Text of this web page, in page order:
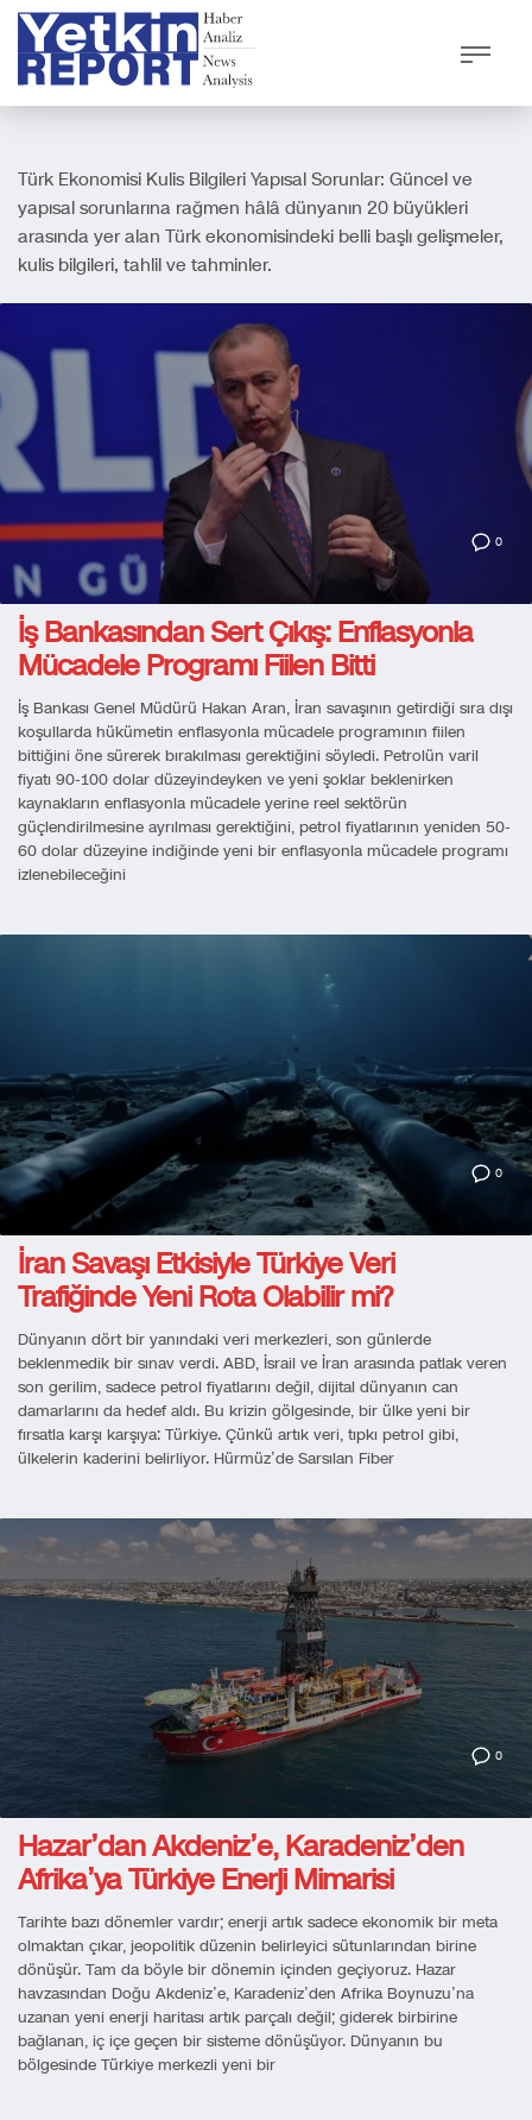
Türk Ekonomisi Kulis Bilgileri Yapısal Sorunlar: Güncel ve
yapısal sorunlarına rağmen hâlâ dünyanın 20 büyükleri
arasında yer alan Türk ekonomisindeki belli başlı gelişmeler,
kulis bilgileri, tahlil ve tahminler.
0
İş Bankasından Sert Çıkış: Enflasyonla
Mücadele Programı Fiilen Bitti
İş Bankası Genel Müdürü Hakan Aran, İran savaşının getirdiği sıra dışı
koşullarda hükümetin enflasyonla mücadele programının fiilen
bittiğini öne sürerek bırakılması gerektiğini söyledi. Petrolün varil
fiyatı 90-100 dolar düzeyindeyken ve yeni şoklar beklenirken
kaynakların enflasyonla mücadele yerine reel sektörün
güçlendirilmesine ayrılması gerektiğini, petrol fiyatlarının yeniden 50-
60 dolar düzeyine indiğinde yeni bir enflasyonla mücadele programı
izlenebileceğini
0
İran Savaşı Etkisiyle Türkiye Veri
Trafiğinde Yeni Rota Olabilir mi?
Dünyanın dört bir yanındaki veri merkezleri, son günlerde
beklenmedik bir sınav verdi. ABD, İsrail ve İran arasında patlak veren
son gerilim, sadece petrol fiyatlarını değil, dijital dünyanın can
damarlarını da hedef aldı. Bu krizin gölgesinde, bir ülke yeni bir
fırsatla karşı karşıya: Türkiye. Çünkü artık veri, tıpkı petrol gibi,
ülkelerin kaderini belirliyor. Hürmüz’de Sarsılan Fiber
0
Hazar’dan Akdeniz’e, Karadeniz’den
Afrika’ya Türkiye Enerji Mimarisi
Tarihte bazı dönemler vardır; enerji artık sadece ekonomik bir meta
olmaktan çıkar, jeopolitik düzenin belirleyici sütunlarından birine
dönüşür. Tam da böyle bir dönemin içinden geçiyoruz. Hazar
havzasından Doğu Akdeniz’e, Karadeniz’den Afrika Boynuzu’na
uzanan yeni enerji haritası artık parçalı değil; giderek birbirine
bağlanan, iç içe geçen bir sisteme dönüşüyor. Dünyanın bu
bölgesinde Türkiye merkezli yeni bir